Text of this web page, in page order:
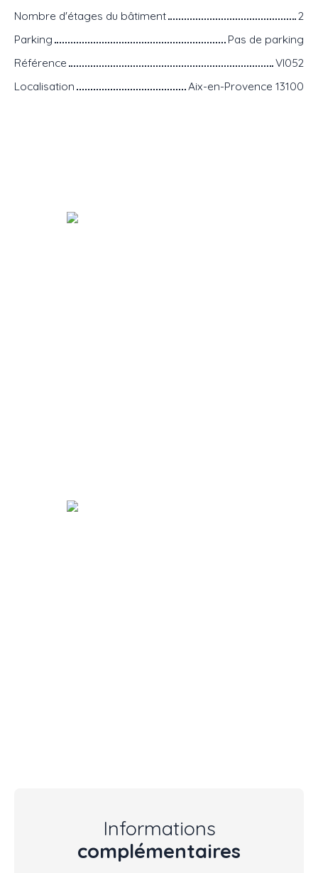
Nombre d'étages du bâtiment
2
Parking
Pas de parking
Référence
VI052
Localisation
Aix-en-Provence 13100
Informations
complémentaires